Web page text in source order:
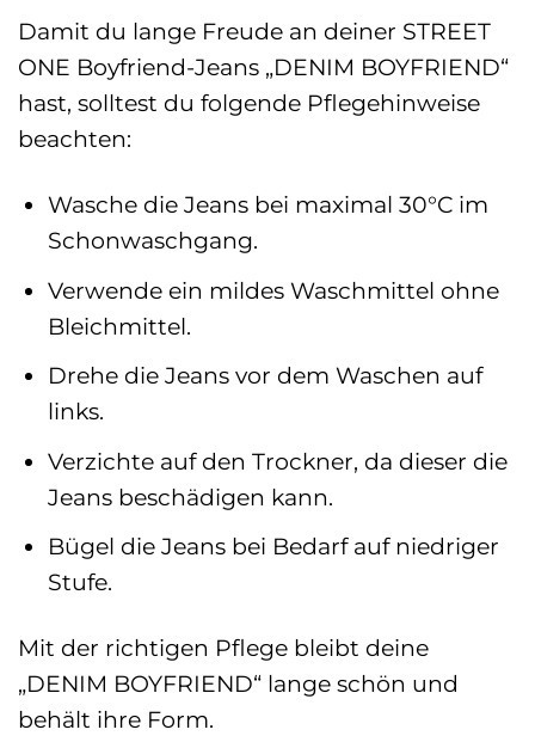
Damit du lange Freude an deiner STREET
ONE Boyfriend-Jeans „DENIM BOYFRIEND“
hast, solltest du folgende Pflegehinweise
beachten:
Wasche die Jeans bei maximal 30°C im
Schonwaschgang.
Verwende ein mildes Waschmittel ohne
Bleichmittel.
Drehe die Jeans vor dem Waschen auf
links.
Verzichte auf den Trockner, da dieser die
Jeans beschädigen kann.
Bügel die Jeans bei Bedarf auf niedriger
Stufe.
Mit der richtigen Pflege bleibt deine
„DENIM BOYFRIEND“ lange schön und
behält ihre Form.